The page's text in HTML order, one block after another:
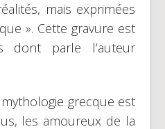
mais exprimées
». Cette gravure est
dont parle l’auteur
grecque est
les amoureux de la